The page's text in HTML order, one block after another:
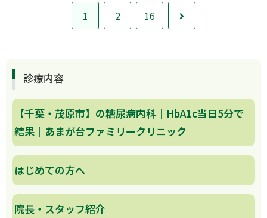
1 2 16
次
診療内容
【千葉・茂原市】の糖尿病内科｜HbA1c当日5分で
結果｜あまが台ファミリークリニック
はじめての方へ
院長・スタッフ紹介